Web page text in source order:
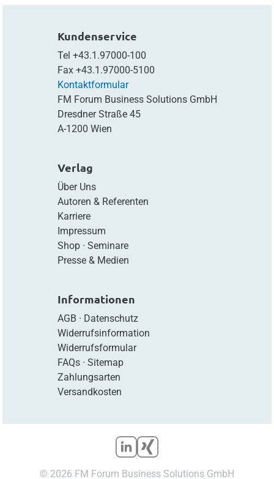
Kundenservice
Tel +43.1.97000-100
Fax +43.1.97000-5100
Kontaktformular
FM Forum Business Solutions GmbH
Dresdner Straße 45
A-1200 Wien
Verlag
Über Uns
Autoren & Referenten
Karriere
Impressum
Shop· Seminare
Presse & Medien
Informationen
AGB · Datenschutz
Widerrufsinformation
Widerrufsformular
FAQs· Sitemap
Zahlungsarten
Versandkosten
© 2026 FM Forum Business Solutions GmbH